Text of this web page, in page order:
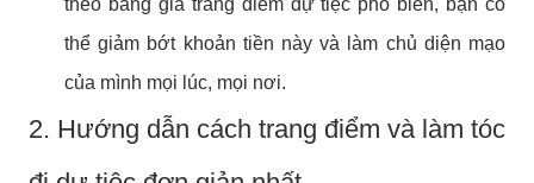
theo bảng giá trang điểm dự tiệc phổ biến, bạn có
thể giảm bớt khoản tiền này và làm chủ diện mạo
của mình mọi lúc, mọi nơi.
2. Hướng dẫn cách trang điểm và làm tóc